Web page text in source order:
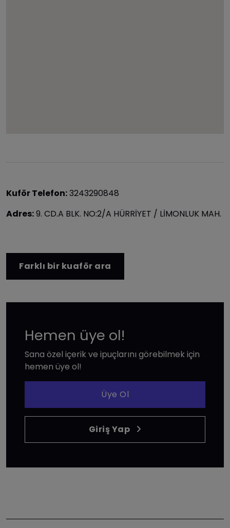
Kuför Telefon:3243290848
Adres:9. CD.A BLK. NO:2/A HÜRRİYET / LİMONLUK MAH.
Farklı bir kuaför ara
Hemen üye ol!
Sana özel içerik ve ipuçlarını görebilmek için
hemen üye ol!
Üye Ol
Giriş Yap